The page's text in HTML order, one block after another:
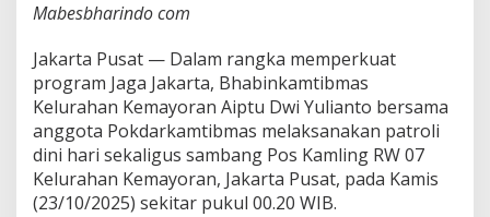
b
m
a
s
K
e
m
a
Mabesbharindo com
Jakarta Pusat — Dalam rangka memperkuat
program Jaga Jakarta, Bhabinkamtibmas
Kelurahan Kemayoran Aiptu Dwi Yulianto bersama
anggota Pokdarkamtibmas melaksanakan patroli
dini hari sekaligus sambang Pos Kamling RW 07
Kelurahan Kemayoran, Jakarta Pusat, pada Kamis
(23/10/2025) sekitar pukul 00.20 WIB.